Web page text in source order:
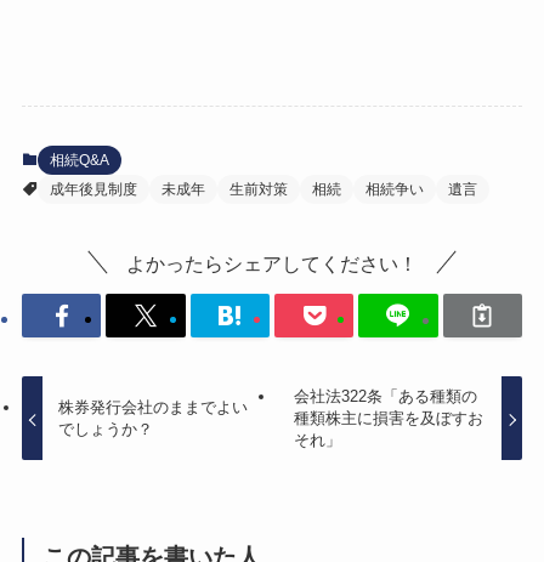
相続Q&A
成年後見制度
未成年 生前対策 相続 相続争い 遺言
よかったらシェアしてください！
株券発行会社のままでよい
でしょうか？
会社法322条「ある種類の
種類株主に損害を及ぼすお
それ」